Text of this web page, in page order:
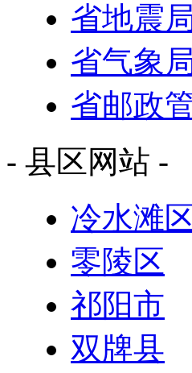
省地震
省气象
省邮政
- 县区网站 -
冷水滩
零陵区
祁阳市
双牌县